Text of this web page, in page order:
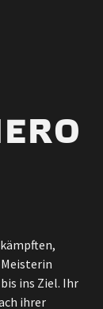
ins Ziel. Ihr
ihrer